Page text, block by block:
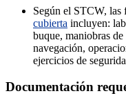
Según el STCW, las
cubierta incluyen:
buque, maniobras
navegación,
ejercicios de
Documentación